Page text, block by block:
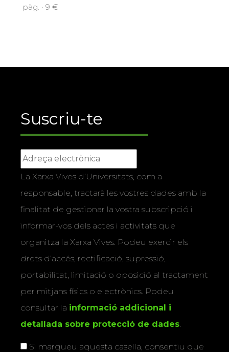
pàg. · 9 €
Suscriu-te
La Xarxa Vives d’Universitats, com a
responsable, tractarà les vostres dades amb la
finalitat de gestionar la vostra subscripció i
informar-vos dels actes i activitats que
organitza la Xarxa Vives. Podeu exercir els
drets d’accés, rectificació, supressió,
portabilitat, limitació o oposició al tractament
per mitjans físics o electrònics. Podeu
consultar la informació addicional i
detallada sobre protecció de dades.
Si marqueu aquesta casella, consentiu que